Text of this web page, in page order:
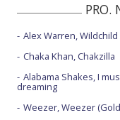
PRO.
Alex Warren, Wildchild
Chaka Khan, Chakzilla
Alabama Shakes, I
dreaming
Weezer, Weezer